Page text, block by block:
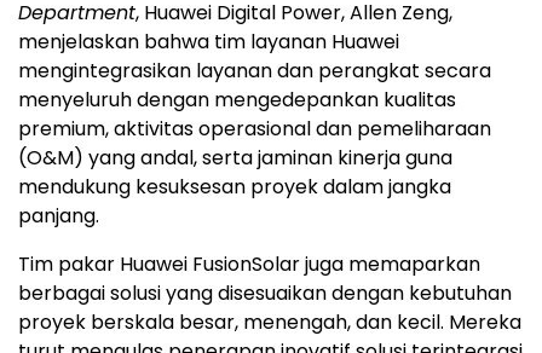
Department, Huawei Digital Power, Allen Zeng,
menjelaskan bahwa tim layanan Huawei
mengintegrasikan layanan dan perangkat secara
menyeluruh dengan mengedepankan kualitas
premium, aktivitas operasional dan pemeliharaan
(O&M) yang andal, serta jaminan kinerja guna
mendukung kesuksesan proyek dalam jangka
panjang.
Tim pakar Huawei FusionSolar juga memaparkan
berbagai solusi yang disesuaikan dengan kebutuhan
proyek berskala besar, menengah, dan kecil. Mereka